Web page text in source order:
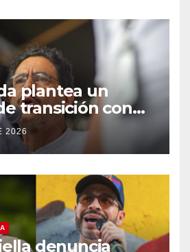
plantea un
transición con
empalme
y una eventual
2026
denuncia